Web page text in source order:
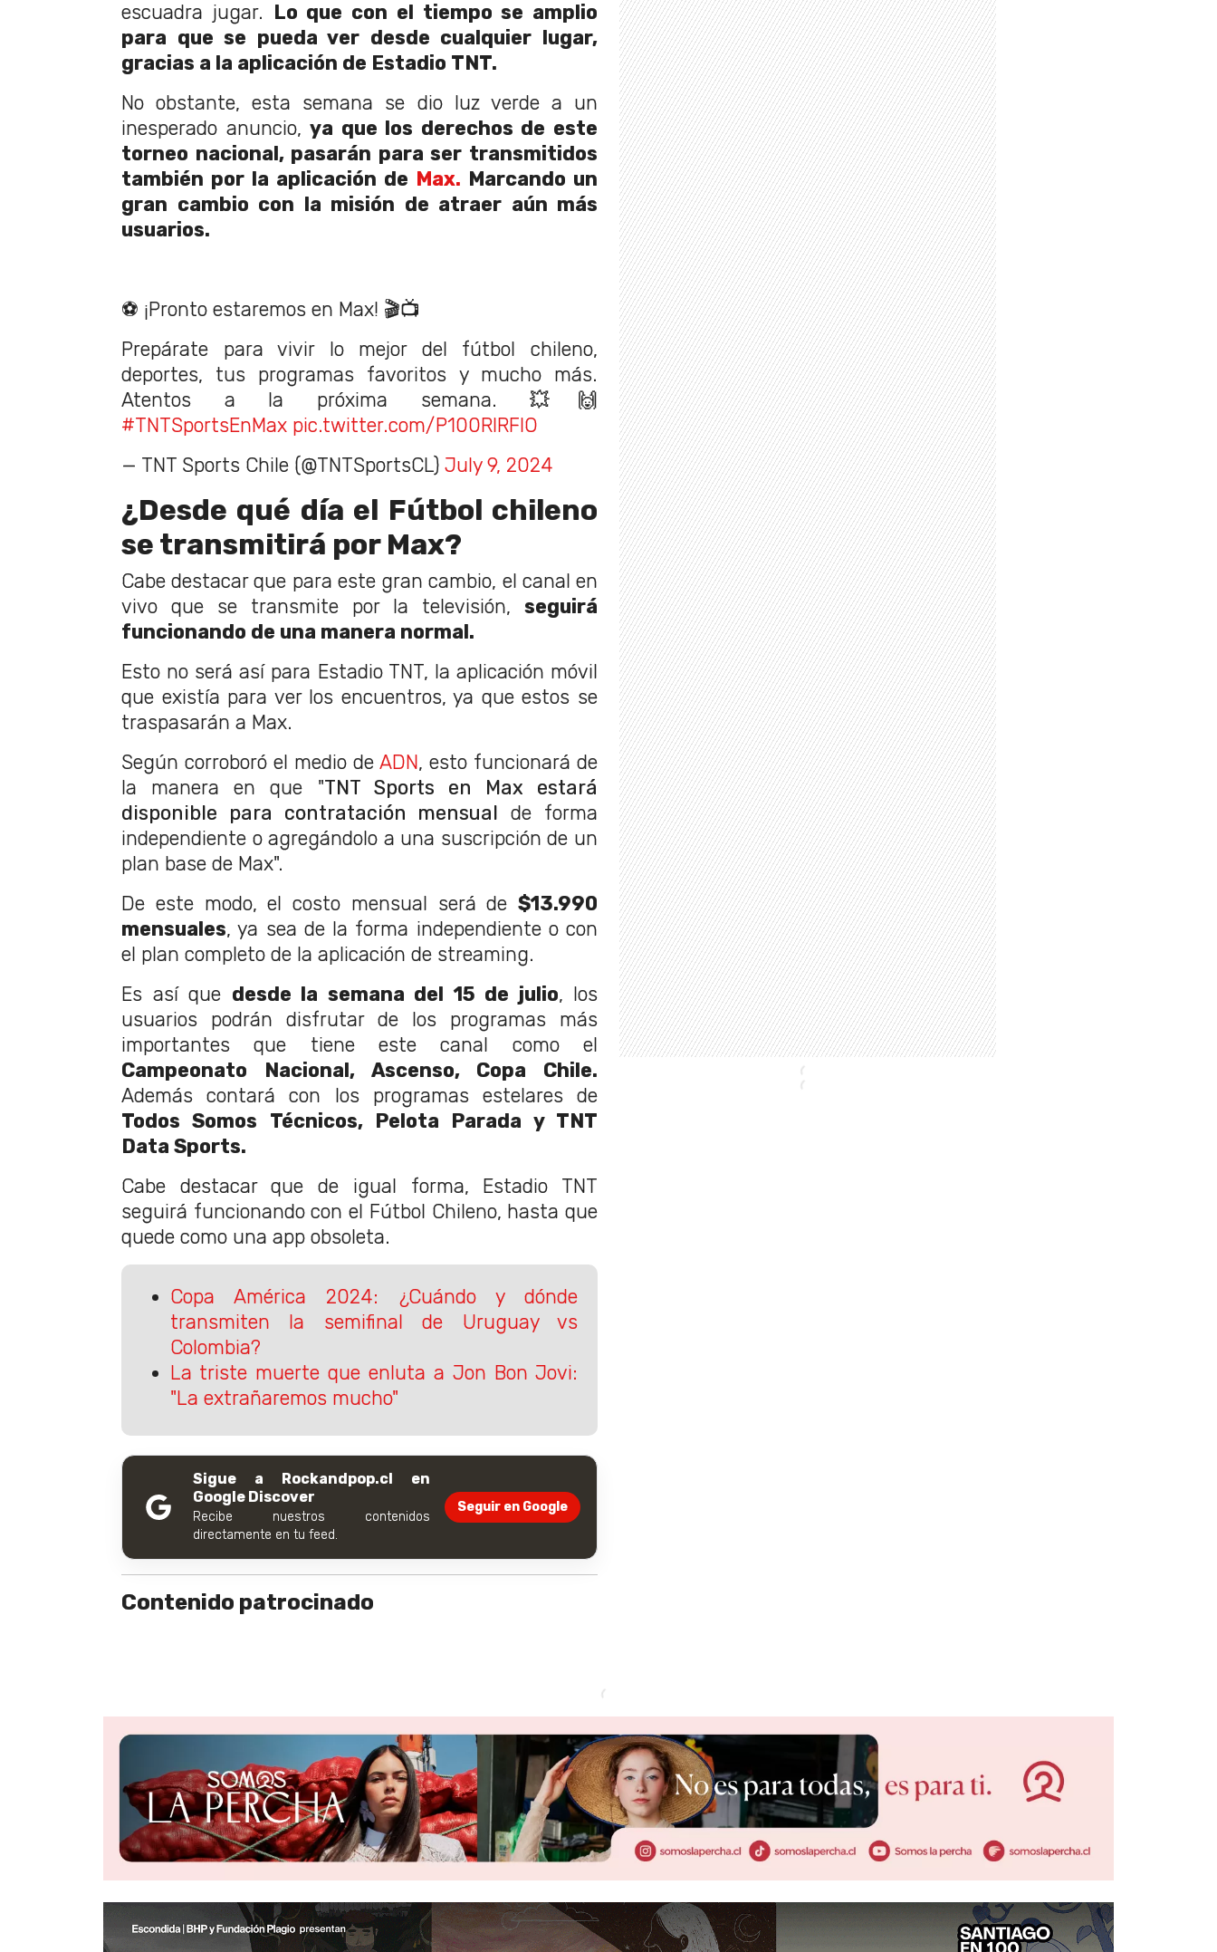
escuadra jugar. Lo que con el tiempo se amplio
para que se pueda ver desde cualquier lugar,
gracias a la aplicación de Estadio TNT.
No obstante, esta semana se dio luz verde a un
inesperado anuncio,ya que los derechos de este
torneo nacional, pasarán para ser transmitidos
también por la aplicación de Max. Marcando un
gran cambio con la misión de atraer aún más
usuarios.
⚽️ ¡Pronto estaremos en Max! 🎬📺
Prepárate para vivir lo mejor del fútbol chileno,
deportes, tus programas favoritos y mucho más.
Atentos a la próxima semana. 💥🙌
#TNTSportsEnMax pic.twitter.com/P100RIRFlO
— TNT Sports Chile (@TNTSportsCL) July 9, 2024
¿Desde qué día el Fútbol chileno
se transmitirá por Max?
Cabe destacar que para este gran cambio, el canal en
vivo que se transmite por la televisión, seguirá
funcionando de una manera normal.
Esto no será así para Estadio TNT, la aplicación móvil
que existía para ver los encuentros, ya que estos se
traspasarán a Max.
Según corroboró el medio de ADN, esto funcionará de
la manera en que "TNT Sports en Max estará
disponible para contratación mensual de forma
independiente o agregándolo a una suscripción de un
plan base de Max".
De este modo, el costo mensual será de $13.990
mensuales, ya sea de la forma independiente o con
el plan completo de la aplicación de streaming.
Es así que desde la semana del 15 de julio, los
usuarios podrán disfrutar de los programas más
importantes que tiene este canal como el
Campeonato Nacional, Ascenso, Copa Chile.
Además contará con los programas estelares de
Todos Somos Técnicos, Pelota Parada y TNT
Data Sports.
Cabe destacar que de igual forma, Estadio TNT
seguirá funcionando con el Fútbol Chileno, hasta que
quede como una app obsoleta.
Copa América 2024: ¿Cuándo y dónde
transmiten la semifinal de Uruguay vs
Colombia?
La triste muerte que enluta a Jon Bon Jovi:
"La extrañaremos mucho"
Sigue a Rockandpop.cl en
Google Discover
Recibe nuestros contenidos
directamente en tu feed.
Seguir en Google
Contenido patrocinado